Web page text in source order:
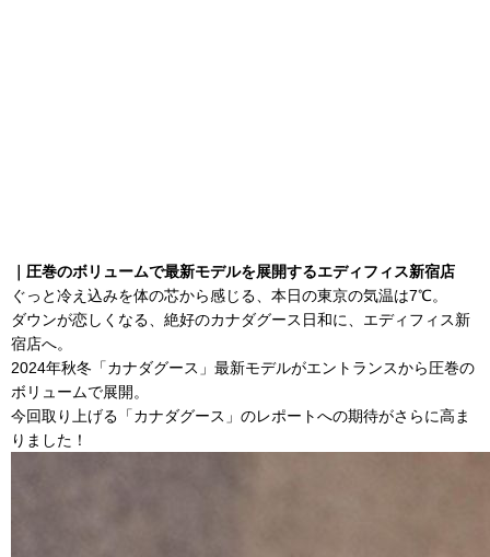
｜圧巻のボリュームで最新モデルを展開するエディフィス新宿店
ぐっと冷え込みを体の芯から感じる、本日の東京の気温は7℃。
ダウンが恋しくなる、絶好のカナダグース日和に、エディフィス新
宿店へ。
2024年秋冬「カナダグース」最新モデルがエントランスから圧巻の
ボリュームで展開。
今回取り上げる「カナダグース」のレポートへの期待がさらに高ま
りました！